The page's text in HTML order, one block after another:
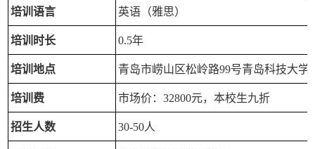
培训语言 英语（雅思）
培训时长 0.5年
培训地点 青岛市崂山区松岭路99号青岛科技大学
培训费 市场价：32800元，本校生九折
招生人数 30-50人